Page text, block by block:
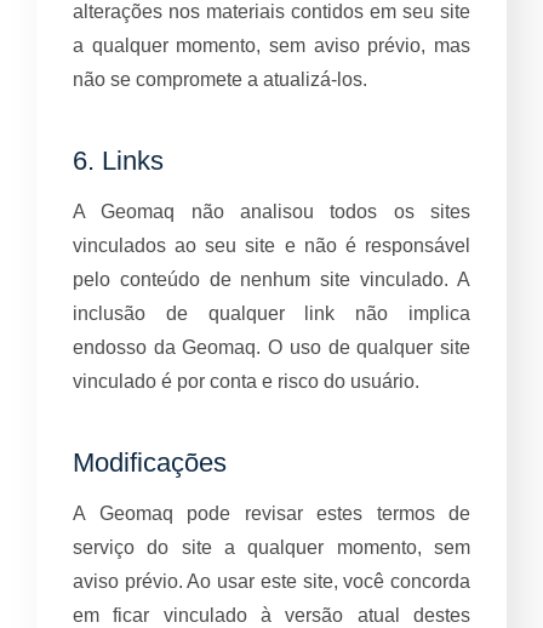
alterações nos materiais contidos em seu site
a qualquer momento, sem aviso prévio, mas
não se compromete a atualizá-los.
6. Links
A Geomaq não analisou todos os sites
vinculados ao seu site e não é responsável
pelo conteúdo de nenhum site vinculado. A
inclusão de qualquer link não implica
endosso da Geomaq. O uso de qualquer site
vinculado é por conta e risco do usuário.
Modificações
A Geomaq pode revisar estes termos de
serviço do site a qualquer momento, sem
aviso prévio. Ao usar este site, você concorda
em ficar vinculado à versão atual destes